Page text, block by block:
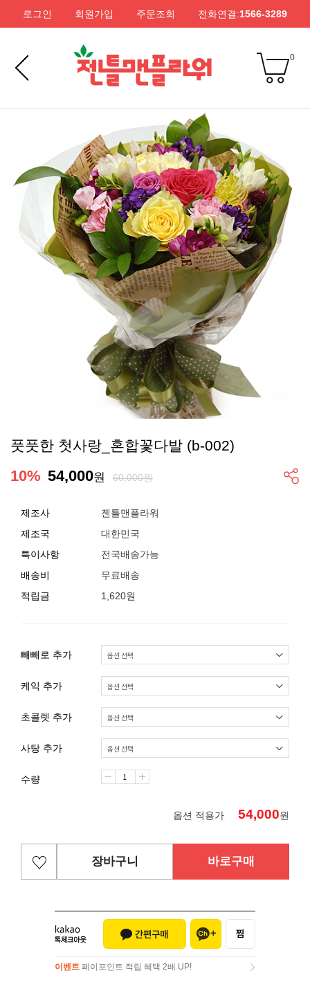
로그인 회원가입 주문조회 전화연결:1566-3289
0
풋풋한 첫사랑_혼합꽃다발 (b-002)
10% 54,000원 60,000원
제조사
젠틀맨플라워
제조국
대한민국
특이사항
전국배송가능
배송비
무료배송
적립금
1,620원
빼빼로 추가
케익 추가
초콜렛 추가
사탕 추가
수량
옵션 적용가 54,000원
장바구니 바로구매
이벤트 페이포인트 적립 혜택 2배 UP!